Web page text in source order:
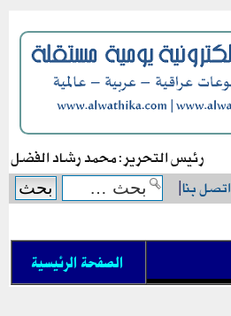
رئيس التحرير: محمد رشاد الفضل
اتصل بنا|
الصفحة الرئيسية